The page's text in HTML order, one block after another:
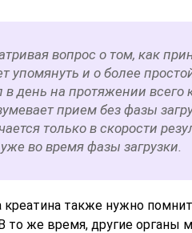
вопрос о том, как
упомянуть и о более
в день на протяжении всего
прием без фазы
только в скорости
во время фазы загрузки.
также нужно
же время, другие органы